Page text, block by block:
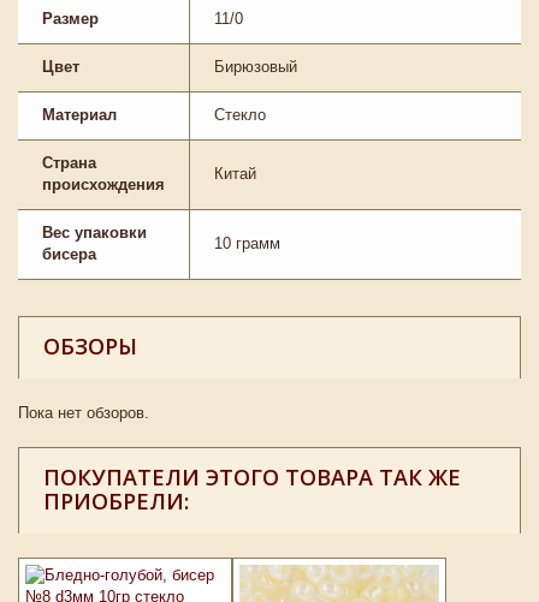
Размер 11/0
Цвет Бирюзовый
Материал Стекло
Страна
происхождения
Китай
Вес упаковки
бисера
10 грамм
ОБЗОРЫ
Пока нет обзоров.
ПОКУПАТЕЛИ ЭТОГО ТОВАРА ТАК ЖЕ
ПРИОБРЕЛИ: